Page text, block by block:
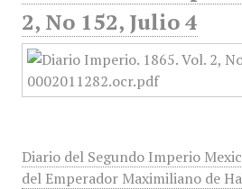
2, No 152, Julio 4
Diario del Segundo Imperio
del Emperador Maximiliano de